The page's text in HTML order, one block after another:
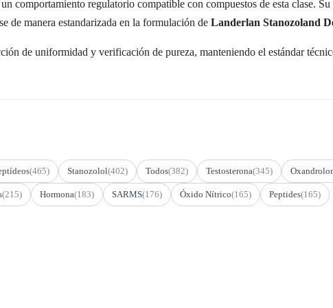
comportamiento regulatorio compatible con compuestos de esta clase.
de manera estandarizada en la formulación de Landerlan Stanozoland
de uniformidad y verificación de pureza, manteniendo el estándar
(465) Stanozolol(402) Todos(382) Testosterona(345)
(215) Hormona(183) SARMS(176) Óxido Nítrico(165) Peptides(165)